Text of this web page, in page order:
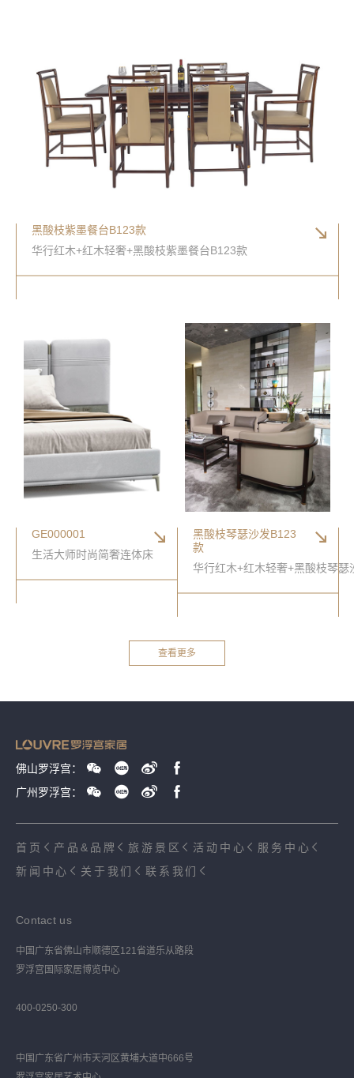
黑酸枝紫墨餐台B123款
华行红木+红木轻奢+黑酸枝紫墨餐台B123款
GE000001
生活大师时尚简奢连体床
黑酸枝琴瑟沙发B123
款
华行红木+红木轻奢+黑酸枝琴瑟
查看更多
佛山罗浮宫：
广州罗浮宫：
首页 产品&品牌 旅游景区 活动中心
服务中心
新闻中心
关于我们 联系我们
Contact us
中国广东省佛山市顺德区121省道乐从路段
罗浮宫国际家居博览中心
400-0250-300
中国广东省广州市天河区黄埔大道中666号